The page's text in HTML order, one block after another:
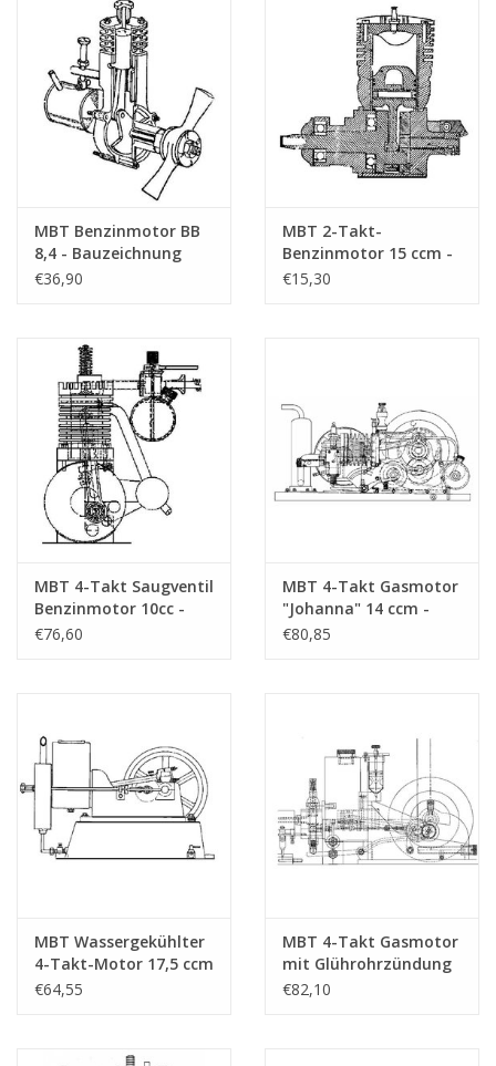
Anzahl Blätter A3
Anzahl Blätter A4
Anzahl Blätter A4
Text
Gewicht in Gramm 100
eine Zeichnung für einen Einzylinder-4-
Verbrennungsprozess verfolgt werden kann.
Kolben in einem Zylinder
Artikelkopie liegt bei
Anmerkungen
MBT Benzinmotor BB
8,4 - Bauzeichnung
Maßstab 1 : N/A
€36,90
MBT 2-Takt-
Benzinmotor 15 ccm -
Bauzeichnung
€15,30
MBT 4-Takt Saugventil
Benzinmotor 10cc -
Bauzeichnung
€76,60
MBT 4-Takt Gasmotor
"Johanna" 14 ccm -
Bauzeichnung
€80,85
MBT Wassergekühlter
4-Takt-Motor 17,5 ccm
frei nach "Lister" -
€64,55
MBT 4-Takt Gasmotor
mit Glührohrzündung
- Bauzeichnung
€82,10